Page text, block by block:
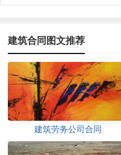
建筑合同图文推荐
建筑劳务公司合同